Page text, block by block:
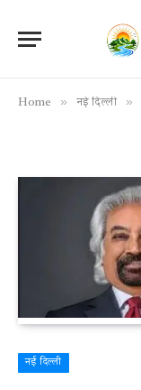
Home » नई दिल्ली »
नई दिल्ली